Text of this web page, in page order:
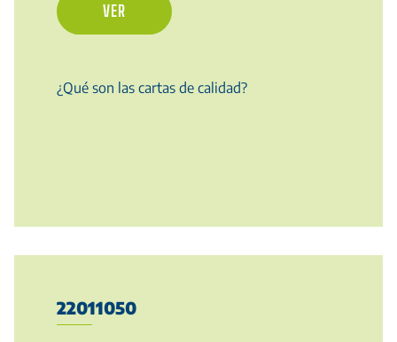
VER
¿Qué son las cartas de calidad?
22011050